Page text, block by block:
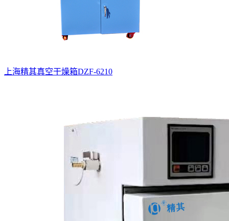
上海精其真空干燥箱DZF-6210